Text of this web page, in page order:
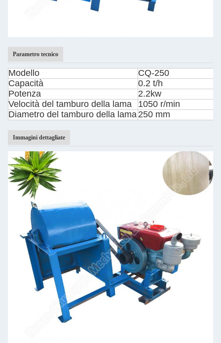
Parametro tecnico
Modello
CQ-250
Capacità
0.2 t/h
Potenza
2.2kw
Velocità del tamburo della lama
1050 r/min
Diametro del tamburo della lama 250 mm
Immagini dettagliate